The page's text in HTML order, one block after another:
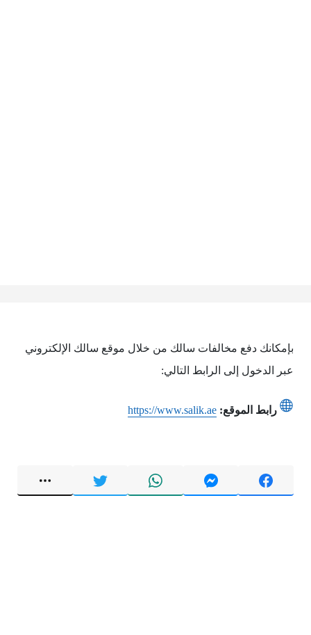
بإمكانك دفع مخالفات سالك من خلال موقع سالك الإلكتروني
عبر الدخول إلى الرابط التالي:
رابط الموقع: https://www.salik.ae